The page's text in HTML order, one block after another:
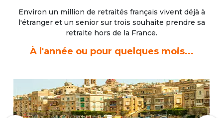
Environ un million de retraités français vivent déjà à
l'étrangeret un senior sur trois souhaite prendre sa
retraite hors de la France.
À l'année ou pour quelques mois...